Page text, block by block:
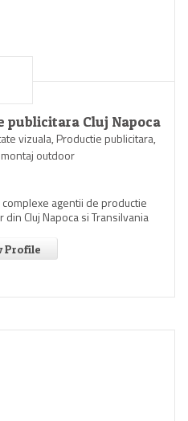
publicitara Cluj Napoca
vizuala, Productie publicitara,
outdoor
agentii de productie
Cluj Napoca si Transilvania
Profile